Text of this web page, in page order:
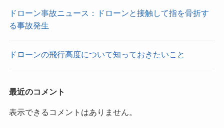
ドローン事故ニュース：ドローンと接触して指を骨折す
る事故発生
ドローンの飛行高度について知っておきたいこと
最近のコメント
表示できるコメントはありません。